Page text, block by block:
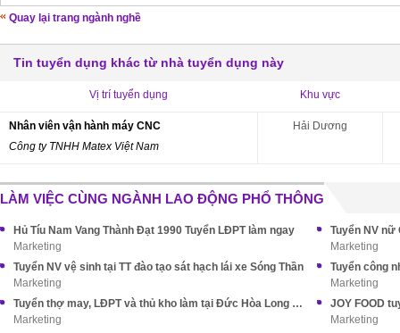
Quay lại trang ngành nghề
Tin tuyển dụng khác từ nhà tuyển dụng này
Vị trí tuyển dụng Khu vực
Nhân viên vận hành máy CNC
Công ty TNHH Matex Việt Nam
Hải Dương
LÀM VIỆC CÙNG NGÀNH LAO ĐỘNG PHỔ THÔNG
Hủ Tíu Nam Vang Thành Đạt 1990 Tuyển LĐPT làm ngay
Marketing
Tuyển NV nữ
Marketing
Tuyển NV vệ sinh tại TT đào tạo sát hạch lái xe Sóng Thần
Marketing
Tuyển công
Marketing
Tuyển thợ may, LĐPT và thủ kho làm tại Đức Hòa Long An (cũ)
Marketing
JOY FOOD
Marketing